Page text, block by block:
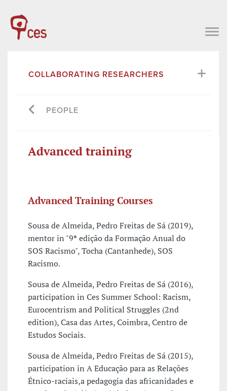
COLLABORATING RESEARCHERS
PEOPLE
Advanced training
Advanced Training Courses
Sousa de Almeida, Pedro Freitas de Sá (2019),
mentor in "9ª edição da Formação Anual do
SOS Racismo", Tocha (Cantanhede), SOS
Racismo.
Sousa de Almeida, Pedro Freitas de Sá (2016),
participation in Ces Summer School: Racism,
Eurocentrism and Political Struggles (2nd
edition), Casa das Artes, Coimbra, Centro de
Estudos Sociais.
Sousa de Almeida, Pedro Freitas de Sá (2015),
participation in A Educação para as Relações
Étnico-raciais,a pedagogia das africanidades e